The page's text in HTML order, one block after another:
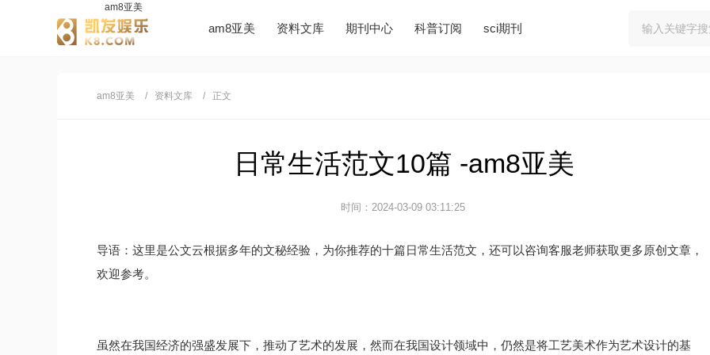
am8亚美
am8亚美 资料文库 期刊中心 科普订阅 sci期刊
am8亚美 资料文库 正文
日常生活范文10篇 -am8亚美
时间：2024-03-09 03:11:25
导语：这里是公文云根据多年的文秘经验，为你推荐的十篇日常生活范文，还可以咨询客服老师获取更多原创文章，
欢迎参考。
虽然在我国经济的强盛发展下，推动了艺术的发展，然而在我国设计领域中，仍然是将工艺美术作为艺术设计的基